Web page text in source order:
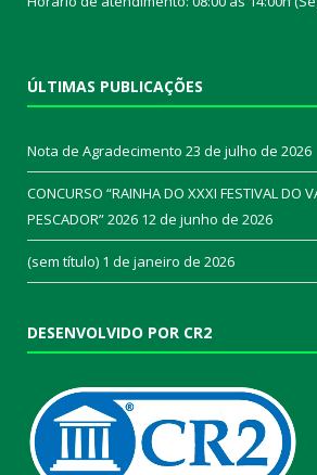
ÚLTIMAS PUBLICAÇÕES
Nota de Agradecimento 23 de julho de 2026
CONCURSO “RAINHA DO XXXI FESTIVAL DO
PESCADOR” 2026 12 de junho de 2026
(sem título) 1 de janeiro de 2026
DESENVOLVIDO POR CR2